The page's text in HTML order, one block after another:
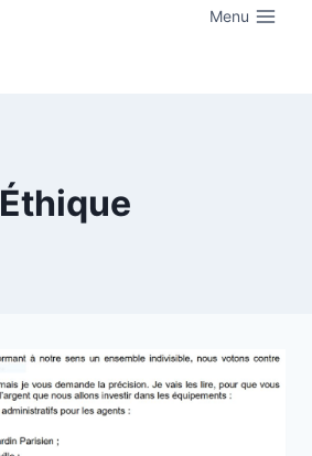
Menu
Éthique